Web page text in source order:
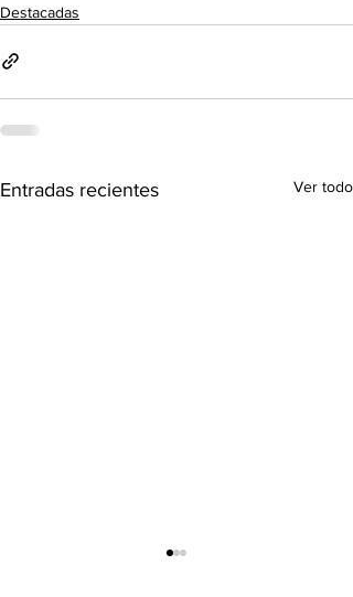
Destacadas
Entradas recientes Ver todo